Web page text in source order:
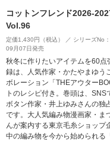
コットンフレンド2026-
Vol.96
定価1,430円（税込） ／ シリーズNo
09月07日発売
秋冬に作りたいアイテムを60点
録は、人気作家・かたやまゆう
ボレーション「THEアウター
トのレシピ付き。巻頭は、SNS
ボタン作家・井上ゆみさんの独
です。大人気編み物漫画家・ま
んが案内する東京毛糸ショップ
中の編み物を今から始められる